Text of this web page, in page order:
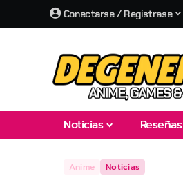
Conectarse / Registrase
Noticias Reseñas
Anime Noticias